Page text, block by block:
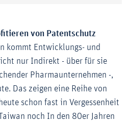
von Patentschutz
kommt Entwicklungs- und
nur Indirekt - über für sie
Pharmaunternehmen -,
Das zeigen eine Reihe von
schon fast in Vergessenheit
noch In den 80er Jahren